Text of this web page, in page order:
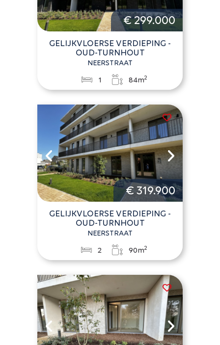
€ 299.000
GELIJKVLOERSE VERDIEPING -
OUD-TURNHOUT
NEERSTRAAT
1 84m2
€ 319.900
GELIJKVLOERSE VERDIEPING -
OUD-TURNHOUT
NEERSTRAAT
2 90m2